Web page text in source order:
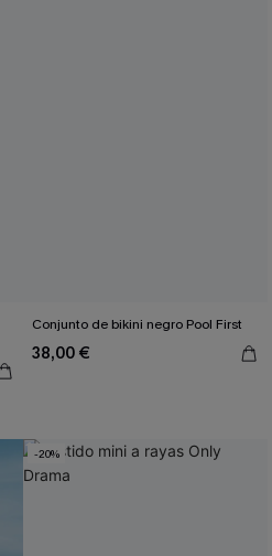
Conjunto de bikini negro Pool First
38,00 €
-20%